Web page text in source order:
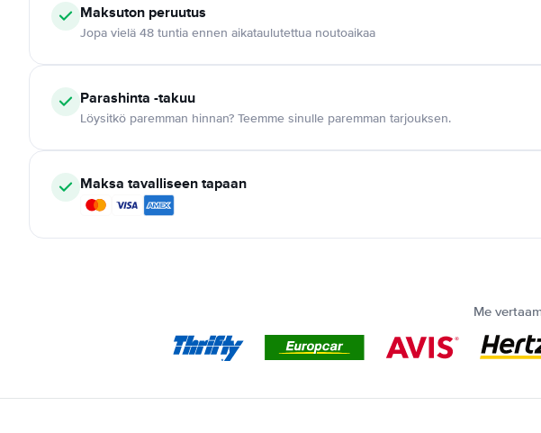
Maksuton peruutus
Jopa vielä 48 tuntia ennen aikataulutettua noutoaikaa
Parashinta -takuu
Löysitkö paremman hinnan? Teemme sinulle paremman tarjouksen.
Maksa tavalliseen tapaan
Me